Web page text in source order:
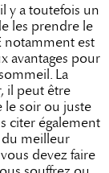
y a toutefois un
les prendre le
notamment est
avantages pour
La
il peut être
le soir ou juste
citer également
du meilleur
devez faire